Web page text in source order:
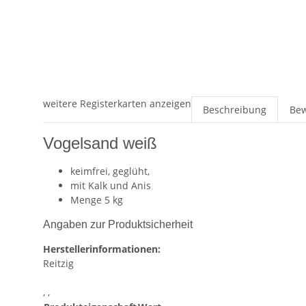
weitere Registerkarten anzeigen Beschreibung
Vogelsand weiß
keimfrei, geglüht,
mit Kalk und Anis
Menge 5 kg
Angaben zur Produktsicherheit
Herstellerinformationen:
Reitzig
, ,